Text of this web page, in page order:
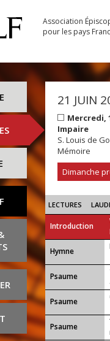
Association
pour les pays
21 JUIN
Mercredi,
Impaire
S. Louis de
Mémoire
Dimanche
LECTURES
Introduction
Hymne
Psaume
Psaume
Psaume